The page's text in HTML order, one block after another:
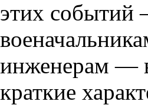
этих событий
инженерам —
краткие